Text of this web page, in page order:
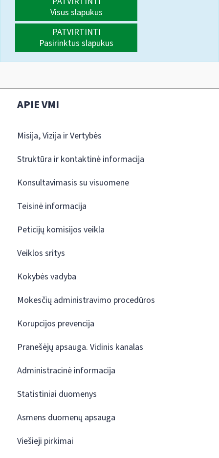
Visus slapukus
PATVIRTINTI
Pasirinktus slapukus
APIE VMI
Misija, Vizija ir Vertybės
Struktūra ir kontaktinė informacija
Konsultavimasis su visuomene
Teisinė informacija
Peticijų komisijos veikla
Veiklos sritys
Kokybės vadyba
Mokesčių administravimo procedūros
Korupcijos prevencija
Pranešėjų apsauga. Vidinis kanalas
Administracinė informacija
Statistiniai duomenys
Asmens duomenų apsauga
Viešieji pirkimai